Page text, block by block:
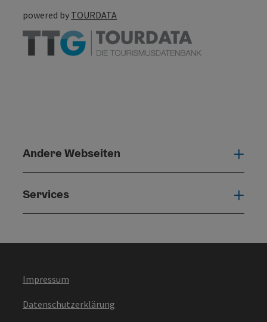
powered by TOURDATA
Andere Webseiten
Services
Impressum
Datenschutzerklärung